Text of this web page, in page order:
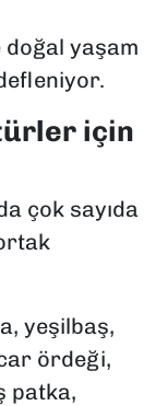
doğal yaşam
için
çok sayıda
yeşilbaş,
ördeği,
patka,